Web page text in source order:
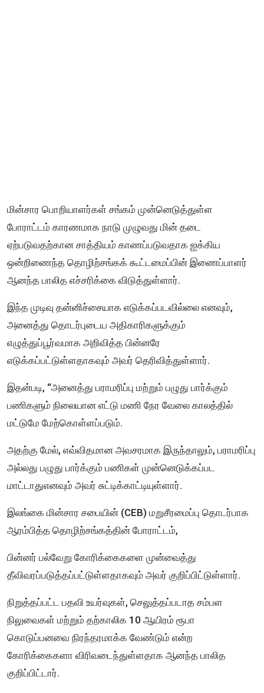
மின்சார பொறியாளர்கள் சங்கம் முன்னெடுத்துள்ள
போராட்டம் காரணமாக நாடு முழுவது மின் தடை
ஏற்படுவதற்கான சாத்தியம் காணப்படுவதாக ஐக்கிய
ஒன்றிணைந்த தொழிற்சங்கக் கூட்டமைப்பின் இணைப்பாளர்
ஆனந்த பாலித எச்சரிக்கை விடுத்துள்ளார்.
இந்த முடிவு தன்னிச்சையாக எடுக்கப்படவில்லை எனவும்,
அனைத்து தொடர்புடைய அதிகாரிகளுக்கும்
எழுத்துப்பூர்வமாக அறிவித்த பின்னரே
எடுக்கப்பட்டுள்ளதாகவும் அவர் தெரிவித்துள்ளார்.
இதன்படி, “அனைத்து பராமரிப்பு மற்றும் பழுது பார்க்கும்
பணிகளும் நிலையான எட்டு மணி நேர வேலை காலத்தில்
மட்டுமே மேற்கொள்ளப்படும்.
அதற்கு மேல், எவ்விதமான அவசரமாக இருந்தாலும், பராமரிப்பு
அல்லது பழுது பார்க்கும் பணிகள் முன்னெடுக்கப்பட
மாட்டாதுஎனவும் அவர் சுட்டிக்காட்டியுள்ளார்.
இலங்கை மின்சார சபையின் (CEB) மறுசீரமைப்பு தொடர்பாக
ஆரம்பித்த தொழிற்சங்கத்தின் போராட்டம்,
பின்னர் பல்வேறு கோரிக்கைகளை முன்வைத்து
தீவிவரப்படுத்தப்பட்டுள்ளதாகவும் அவர் குறிப்பிட்டுள்ளார்.
நிறுத்தப்பட்ட பதவி உயர்வுகள், செலுத்தப்படாத சம்பள
நிலுவைகள் மற்றும் தற்காலிக 10 ஆயிரம் ரூபா
கொடுப்பனவை நிரந்தரமாக்க வேண்டும் என்ற
கோரிக்கைகளா விரிவடைந்துள்ளதாக ஆனந்த பாலித
குறிப்பிட்டார்.